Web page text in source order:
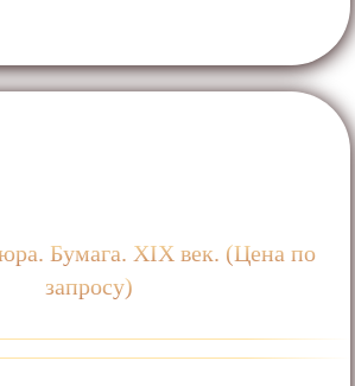
Бумага. ХIХ век. (Цена по
запросу)